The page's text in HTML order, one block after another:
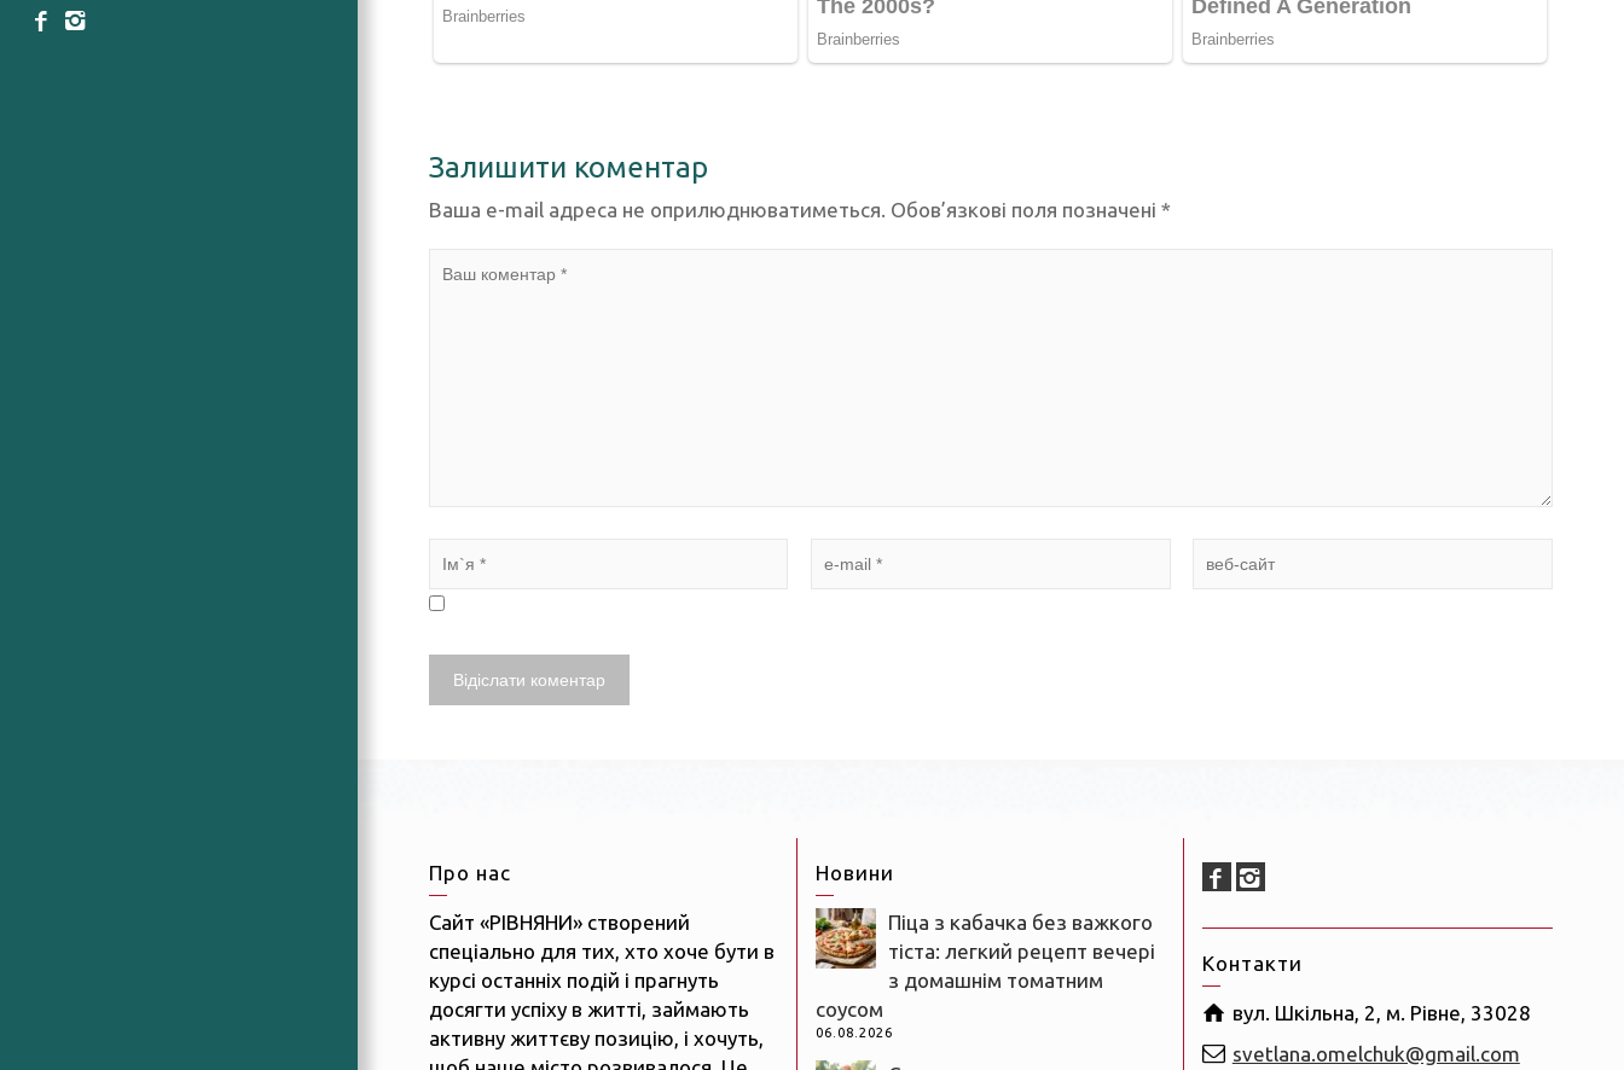
Залишити коментар
Ваша e-mail адреса не оприлюднюватиметься. Обов’язкові поля позначені *
Про нас
Сайт «РІВНЯНИ» створений
спеціально для тих, хто хоче бути в
курсі останніх подій і прагнуть
досягти успіху в житті, займають
активну життєву позицію, і хочуть,
Новини
Піца з кабачка без важкого
тіста: легкий рецепт вечері
з домашнім томатним
соусом
06.08.2026
Контакти
вул. Шкільна, 2, м. Рівне, 33028
svetlana.omelchuk@gmail.com